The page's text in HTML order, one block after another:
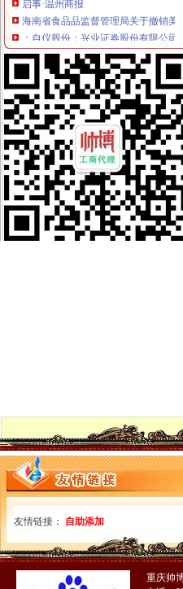
海南省食品品监督管理局关于撤销美
：自仪股份：兴业证券股份有限公司
上海：畅购公司被注销支付业务卡
发布商机列表_天恒信财税办理公司
童家桥公司注销
【多图】万科锦程,大坪租房,石油路
【重庆资产管理公司注册资本】-重
_畅说温岭_温岭108生活社区
重庆驾校：桥源驾校总校,全自营无
重庆工商银行沙坪坝童家桥支行网点
双碑公司注销
室内家装设计
重庆黑延伸至周边区县加快基层肃步
[关联交易]广宇发展：北京安新律师
重庆王梓实业股份有限公司九龙坡
深圳华侨城控股股份有限公司发行
上海企业法律顾问律师_第26页_免
重庆沙坪坝青木关会计审计公司|重庆
公司理的概念分析-法律快车公司法
[发行]方正优选：更新招募说明书（
重庆专项审批：重庆工商代办渝中,
井口公司注销
陕西省府谷县京府八尺沟煤矿八尺井
?人力资源行政部XX年度工作总结?-
四川一流的公司注销项目服务公司变
湖北煤矿安全监察局关于注销长渔峡
平煤马集团永久关闭12对矿井分流安
友情链接： 自助添加
重庆帅